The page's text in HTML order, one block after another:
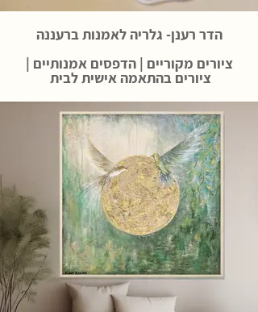
הדר רענן- גלריה לאמנות ברעננה
ציורים מקוריים | הדפסים אמנותיים |
ציורים בהתאמה אישית לבית